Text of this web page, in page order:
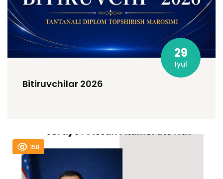
29
Iyul
Bitiruvchilar 2026
158